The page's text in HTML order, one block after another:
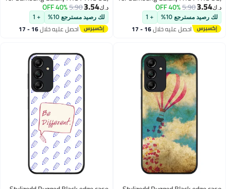
Slim fit Soft Case Flexible Anti Drop
TPU Gel Thin Cover- Delicate
Sprigs
د.ك‏3.54
5.90
40% OFF
لك رصيد مسترجع 10% + 1
احصل عليه خلال 16 - 17
Slim fit Soft Case Flexible Anti Drop
TPU Gel Thin Cover- Vote for Pedro
د.ك‏3.54
5.90
40% OFF
لك رصيد مسترجع 10% + 1
احصل عليه خلال 16 - 17